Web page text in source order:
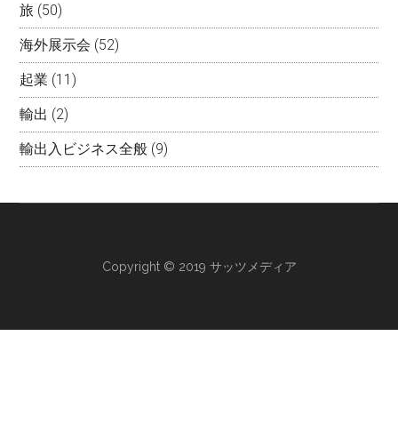
旅 (50)
海外展示会 (52)
起業 (11)
輸出 (2)
輸出入ビジネス全般 (9)
Copyright © 2019 サッツメディア